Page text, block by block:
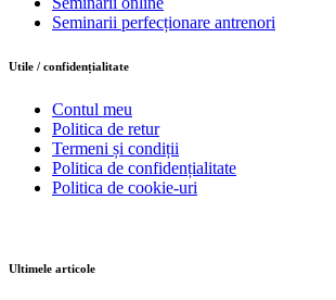
Seminarii perfecționare antrenori
Utile / confidențialitate
Contul meu
Politica de retur
Termeni și condiții
Politica de confidențialitate
Politica de cookie-uri
Ultimele articole